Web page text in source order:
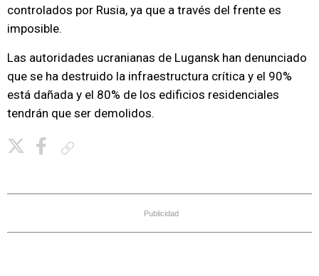
controlados por Rusia, ya que a través del frente es
imposible.
Las autoridades ucranianas de Lugansk han denunciado
que se ha destruido la infraestructura crítica y el 90%
está dañada y el 80% de los edificios residenciales
tendrán que ser demolidos.
Publicidad